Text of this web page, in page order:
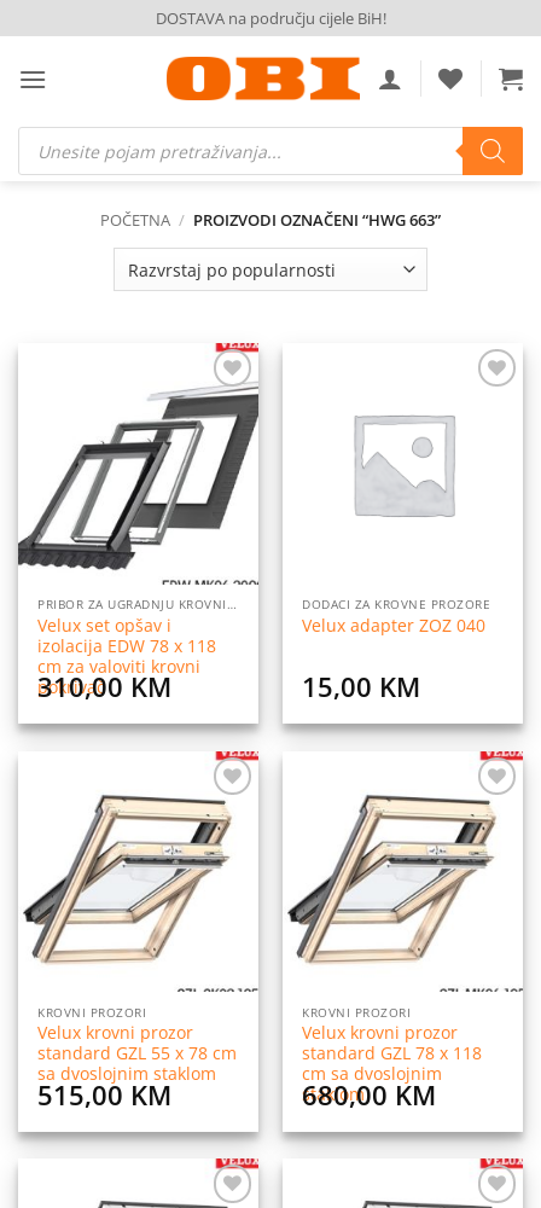
to
content
DOSTAVA na području cijele BiH!
Products
search
POČETNA / PROIZVODI OZNAČENI “HWG 663”
Dodaj
na
listu
želja
PRIBOR ZA UGRADNJU KROVNIH PROZORA
Velux set opšav i
izolacija EDW 78 x 118
cm za valoviti krovni
pokrivač
310,00 KM
DODACI ZA KROVNE PROZORE
Velux adapter ZOZ 040
15,00 KM
Dodaj
na
listu
želja
KROVNI PROZORI
Velux krovni prozor
standard GZL 55 x 78 cm
sa dvoslojnim staklom
515,00 KM
Dodaj
na
listu
želja
KROVNI PROZORI
Velux krovni prozor
standard GZL 78 x 118
cm sa dvoslojnim
staklom
680,00 KM